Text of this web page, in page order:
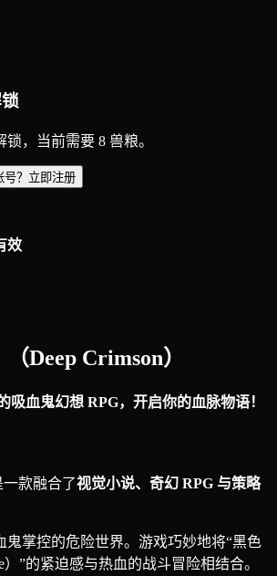
，当前需要 8 兽粮。
号？立即注册
效
Deep Crimson）
血鬼幻想 RPG，开启你的血脉物语！
一款融合了视觉小说、奇幻 RPG 与策略
鬼掌控的危险世界。游戏巧妙地将“黑色
）”的紧迫感与热血的战斗冒险相结合。